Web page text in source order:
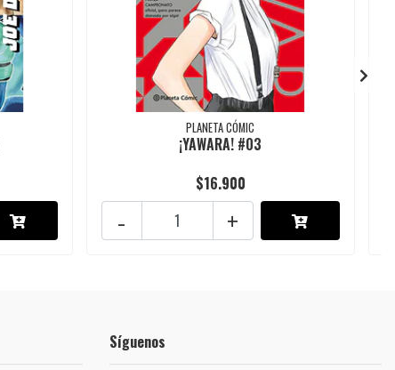
PLANETA CÓMIC
¡YAWARA! #03
$16.900
+
-
Síguenos